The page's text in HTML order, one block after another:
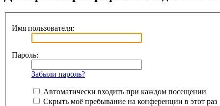
Имя пользователя:
Пароль:
Забыли пароль?
Автоматически входить при каждом посещении
Скрыть моё пребывание на конференции в этот раз